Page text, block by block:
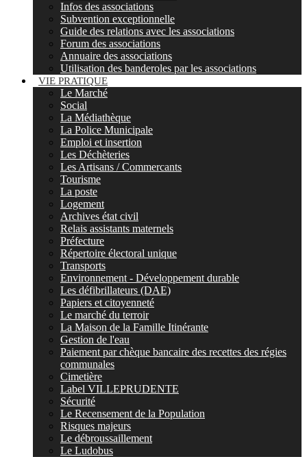
Infos des associations
Subvention exceptionnelle
Guide des relations avec les associations
Forum des associations
Annuaire des associations
Utilisation des banderoles par les associations
VIE PRATIQUE
Le Marché
Social
La Médiathèque
La Police Municipale
Emploi et insertion
Les Déchèteries
Les Artisans / Commercants
Tourisme
La poste
Logement
Archives état civil
Relais assistants maternels
Préfecture
Répertoire électoral unique
Transports
Environnement - Développement durable
Les défibrillateurs (DAE)
Papiers et citoyenneté
Le marché du terroir
La Maison de la Famille Itinérante
Gestion de l'eau
Paiement par chèque bancaire des recettes des régies
communales
Cimetière
Label VILLEPRUDENTE
Sécurité
Le Recensement de la Population
Risques majeurs
Le débroussaillement
Le Ludobus